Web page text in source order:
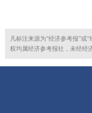
凡标注来源为“经济参考报”或
权均属经济参考报社，未经经